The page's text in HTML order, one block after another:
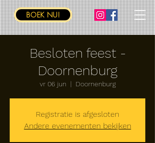
BOEK NU!
Besloten feest -
Doornenburg
vr 06 jun
  |
Doornenburg
Registratie is afgesloten
Andere evenementen bekijken